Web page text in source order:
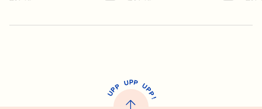
U
P
P UPP UP
P
!